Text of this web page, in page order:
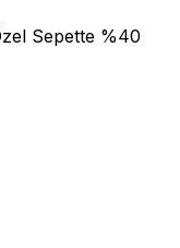
Sepette %40